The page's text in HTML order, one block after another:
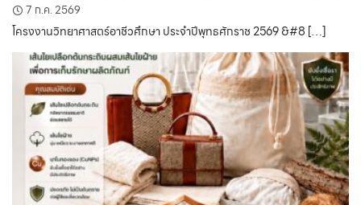
7 ก.ค. 2569
โครงงานวิทยาศาสตร์อาชีวศึกษา ประจำปีพุทธศักราช 2569 &#8 […]